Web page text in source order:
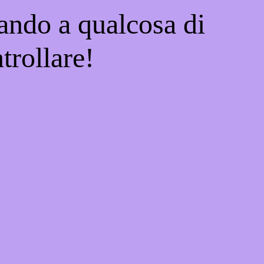
a qualcosa di